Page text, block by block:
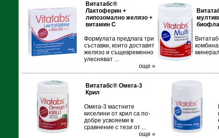
Витатабс®
Лактоферин +
липозомално желязо +
витамин С
Формулата предлага три
съставки, които доставят
желязо и същевременно
улесняват ...
още »
Витатабс® Омега-3
Крил
Омега-3 мастните
киселини от крил са по-
добре усвояеми в
сравнение с тези от ...
още »